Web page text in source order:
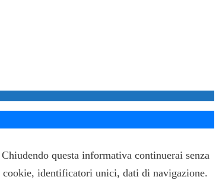
questa informativa continuerai senza
identificatori unici, dati di navigazione.